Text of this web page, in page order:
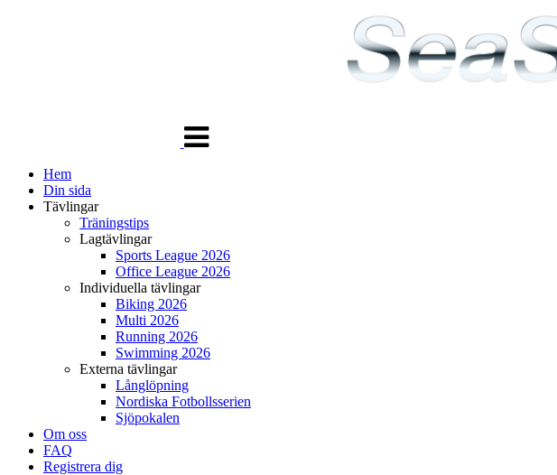
navigering
Hem
Din sida
Tävlingar
Träningstips
Lagtävlingar
Sports League 2026
Office League 2026
Individuella tävlingar
Biking 2026
Multi 2026
Running 2026
Swimming 2026
Externa tävlingar
Långlöpning
Nordiska Fotbollsserien
Sjöpokalen
Om oss
FAQ
Registrera dig